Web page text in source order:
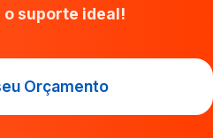
suporte ideal!
Orçamento